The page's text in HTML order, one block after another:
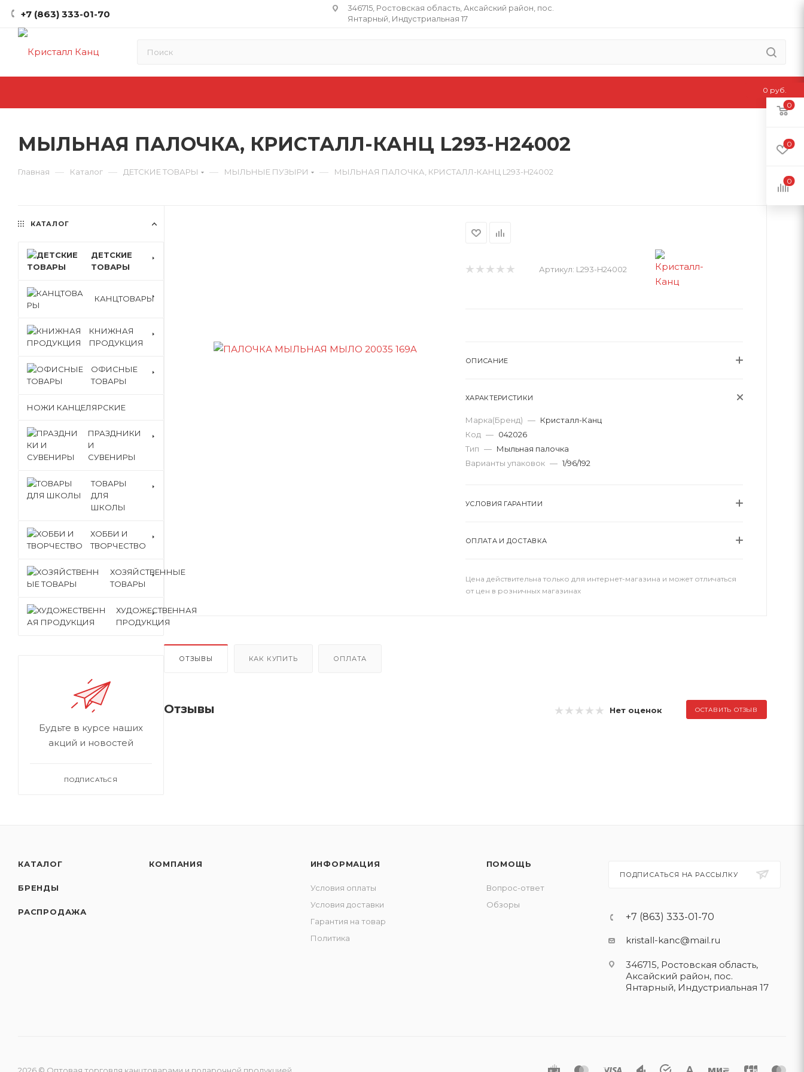
+7 (863) 333-01-70
346715, Ростовская область​, Аксайский район, пос.
Янтарный, Индустриальная 17
МЫЛЬНАЯ ПАЛОЧКА, КРИСТАЛЛ-КАНЦ L293-H24002
Главная — Каталог — ДЕТСКИЕ ТОВАРЫ — МЫЛЬНЫЕ ПУЗЫРИ — МЫЛЬНАЯ ПАЛОЧКА, КРИСТАЛЛ-КАНЦ L293-H24002
Артикул: L293-H24002
ОПИСАНИЕ
ХАРАКТЕРИСТИКИ
Марка(Бренд) — Кристалл-Канц
Код — 042026
Тип — Мыльная палочка
Варианты упаковок — 1/96/192
УСЛОВИЯ ГАРАНТИИ
ОПЛАТА И ДОСТАВКА
Цена действительна только для интернет-магазина и может отличаться
от цен в розничных магазинах
ОТЗЫВЫ КАК КУПИТЬ ОПЛАТА
Отзывы Нет оценок ОСТАВИТЬ ОТЗЫВ
КАТАЛОГ
ДЕТСКИЕ
ТОВАРЫ
КАНЦТОВАРЫ
КНИЖНАЯ
ПРОДУКЦИЯ
ОФИСНЫЕ
ТОВАРЫ
НОЖИ КАНЦЕЛЯРСКИЕ
ПРАЗДНИКИ
И
СУВЕНИРЫ
ТОВАРЫ
ДЛЯ
ШКОЛЫ
ХОББИ И
ТВОРЧЕСТВО
ХОЗЯЙСТВЕННЫЕ
ТОВАРЫ
ХУДОЖЕСТВЕННАЯ
ПРОДУКЦИЯ
Будьте в курсе наших
акций и новостей
ПОДПИСАТЬСЯ
КАТАЛОГ
БРЕНДЫ
РАСПРОДАЖА
КОМПАНИЯ ИНФОРМАЦИЯ
Условия оплаты
Условия доставки
Гарантия на товар
Политика
ПОМОЩЬ
Вопрос-ответ
Обзоры
ПОДПИСАТЬСЯ НА РАССЫЛКУ
+7 (863) 333-01-70
kristall-kanc@mail.ru
346715, Ростовская область​,
Аксайский район, пос.
Янтарный, Индустриальная 17
0
0
0
0 руб.